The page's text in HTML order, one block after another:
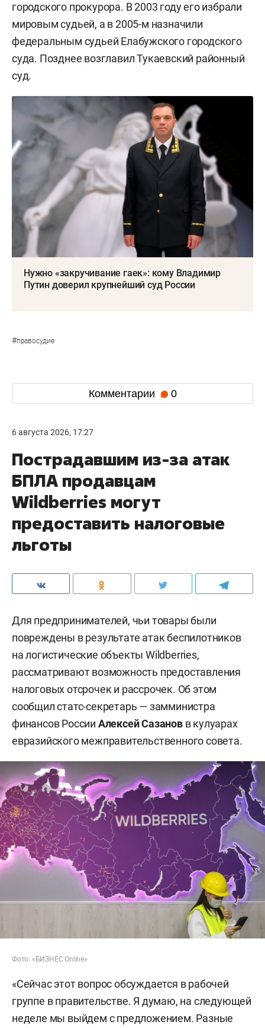
городского прокурора. В 2003 году его избрали
мировым судьей, а в 2005-м назначили
федеральным судьей Елабужского городского
суда. Позднее возглавил Тукаевский районный
суд.
Нужно «закручивание гаек»: кому Владимир
Путин доверил крупнейший суд России
#правосудие
Комментарии 0
6 августа 2026, 17:27
Пострадавшим из-за атак
БПЛА продавцам
Wildberries могут
предоставить налоговые
льготы
Для предпринимателей, чьи товары были
повреждены в результате атак беспилотников
на логистические объекты Wildberries,
рассматривают возможность предоставления
налоговых отсрочек и рассрочек. Об этом
сообщил статс-секретарь — замминистра
финансов России Алексей Сазановв кулуарах
евразийского межправительственного совета.
Фото: «БИЗНЕС Online»
«Сейчас этот вопрос обсуждается в рабочей
группе в правительстве. Я думаю, на следующей
неделе мы выйдем с предложением. Разные